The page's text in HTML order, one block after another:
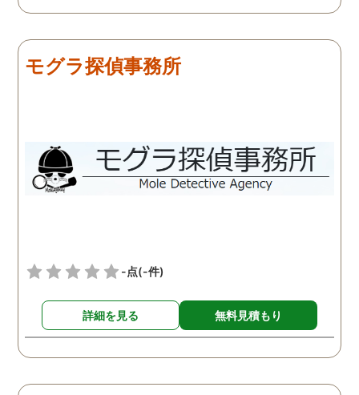
モグラ探偵事務所
-点(-件)
詳細を見る 無料見積もり